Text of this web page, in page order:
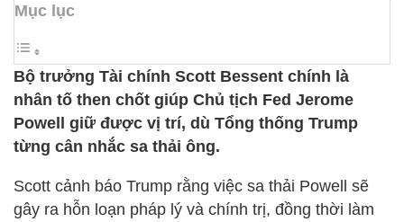
Mục lục
Bộ trưởng Tài chính Scott Bessent chính là
nhân tố then chốt giúp Chủ tịch Fed Jerome
Powell giữ được vị trí, dù Tổng thống Trump
từng cân nhắc sa thải ông.
Scott cảnh báo Trump rằng việc sa thải Powell sẽ
gây ra hỗn loạn pháp lý và chính trị, đồng thời làm